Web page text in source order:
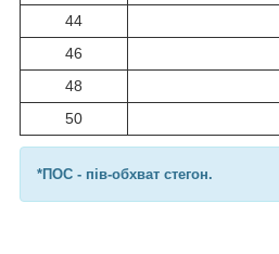
44
46
48
50
*ПОС - пів-обхват стегон.